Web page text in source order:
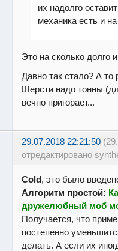
их надолго
механика есть и
Это на сколько долго
Давно так стало? А
Шерсти надо тонны
вечно пригорает...
29.07.2018 22:21:50
отредактировано
Cold, это было
Алгоритм простой:
дружелюбный моб
Получается, что
постепенно
делать. А если их